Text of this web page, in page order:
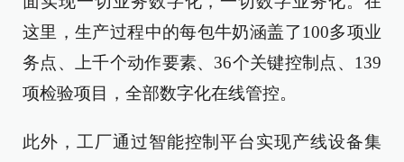
这里，生产过程中的每包牛奶涵盖了100多项业
务点、上千个动作要素、36个关键控制点、139
项检验项目，全部数字化在线管控。
此外，工厂通过智能控制平台实现产线设备集